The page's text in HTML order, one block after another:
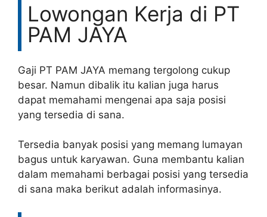
Lowongan Kerja di PT
PAM JAYA
Gaji PT PAM JAYA memang tergolong cukup
besar. Namun dibalik itu kalian juga harus
dapat memahami mengenai apa saja posisi
yang tersedia di sana.
Tersedia banyak posisi yang memang lumayan
bagus untuk karyawan. Guna membantu kalian
dalam memahami berbagai posisi yang tersedia
di sana maka berikut adalah informasinya.